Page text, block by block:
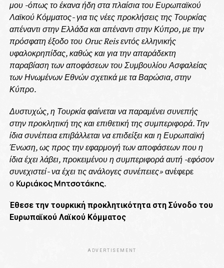
μου -όπως το έκανα ήδη στα πλαίσια του Ευρωπαϊκού
Λαϊκού Κόμματος- για τις νέες προκλήσεις της Τουρκίας
απέναντι στην Ελλάδα και απέναντι στην Κύπρο, με την
πρόσφατη έξοδο του Oruc Reis εντός ελληνικής
υφαλοκρηπίδας, καθώς και για την απαράδεκτη
παραβίαση των αποφάσεων του Συμβουλίου Ασφαλείας
των Ηνωμένων Εθνών σχετικά με τα Βαρώσια, στην
Κύπρο.
Δυστυχώς, η Τουρκία φαίνεται να παραμένει συνεπής
στην προκλητική της και επιθετική της συμπεριφορά. Την
ίδια συνέπεια επιβάλλεται να επιδείξει και η Ευρωπαϊκή
Ένωση, ως προς την εφαρμογή των αποφάσεων που η
ίδια έχει λάβει, προκειμένου η συμπεριφορά αυτή -εφόσον
συνεχιστεί- να έχει τις ανάλογες συνέπειες»ανέφερε
ο Κυριάκος Μητσοτάκης.
Έθεσε την τουρκική προκλητικότητα στη Σύνοδο του
Ευρωπαϊκού Λαϊκού Κόμματος
ADVERTISEMENT